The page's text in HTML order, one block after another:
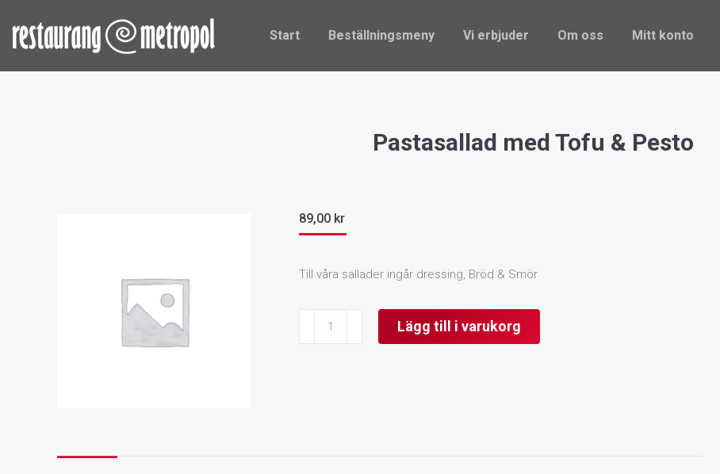
Start Beställningsmeny Vi erbjuder Om oss Mitt konto
Pastasallad med Tofu & Pesto
89,00 kr
Till våra sallader ingår dressing, Bröd & Smör
Pastasallad
med
Lägg till i varukorg